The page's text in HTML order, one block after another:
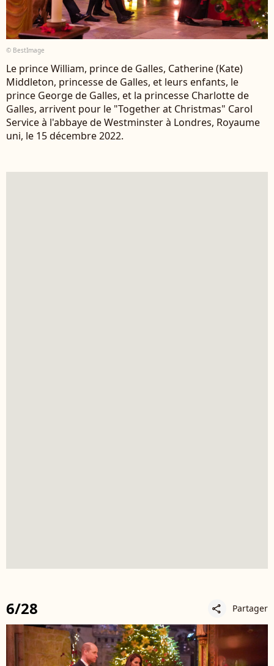
© BestImage
Le prince William, prince de Galles, Catherine (Kate)
Middleton, princesse de Galles, et leurs enfants, le
prince George de Galles, et la princesse Charlotte de
Galles, arrivent pour le "Together at Christmas" Carol
Service à l'abbaye de Westminster à Londres, Royaume
uni, le 15 décembre 2022.
6/28 share Partager